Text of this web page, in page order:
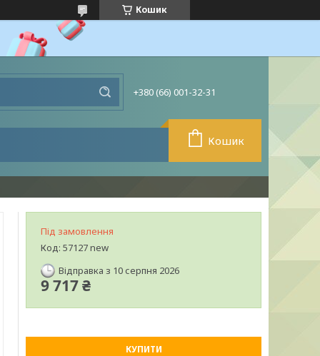
Кошик
+380 (66) 001-32-31
Кошик
Під замовлення
Код: 57127 new
Відправка з 10 серпня 2026
9 717 ₴
КУПИТИ